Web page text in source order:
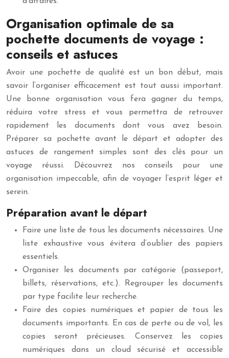
Organisation optimale de sa
pochette documents de voyage :
conseils et astuces
Avoir une pochette de qualité est un bon début, mais
savoir l’organiser efficacement est tout aussi important.
Une bonne organisation vous fera gagner du temps,
réduira votre stress et vous permettra de retrouver
rapidement les documents dont vous avez besoin.
Préparer sa pochette avant le départ et adopter des
astuces de rangement simples sont des clés pour un
voyage réussi. Découvrez nos conseils pour une
organisation impeccable, afin de voyager l’esprit léger et
serein.
Préparation avant le départ
Faire une liste de tous les documents nécessaires. Une
liste exhaustive vous évitera d’oublier des papiers
essentiels.
Organiser les documents par catégorie (passeport,
billets, réservations, etc.). Regrouper les documents
par type facilite leur recherche.
Faire des copies numériques et papier de tous les
documents importants. En cas de perte ou de vol, les
copies seront précieuses. Conservez les copies
numériques dans un cloud sécurisé et accessible